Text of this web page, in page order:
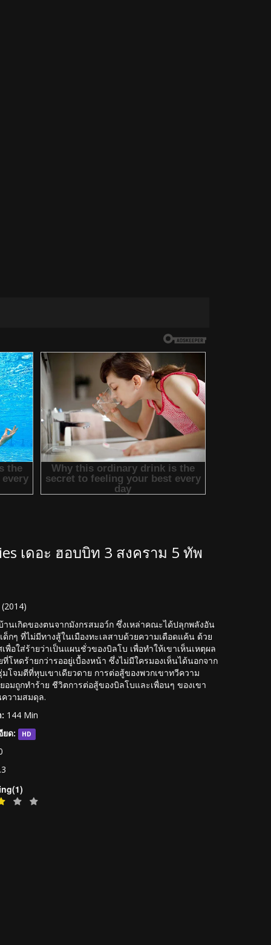
เดอะ ฮอบบิท 3 สงคราม 5 ทัพ
เกิดของตนจากมังกรสมอว์ก ซึ่งเหล่าคณะได้ปลุกพลังอัน
ๆ ที่ไม่มีทางสู้ในเมืองทะเลสาบด้วยความเดือดแค้น ด้วย
อใส่ร้ายว่าเป็นแผนชั่วของบิลโบ เพื่อทำให้เขาเห็นเหตุผล
หดร้ายกว่ารออยู่เบื้องหน้า ซึ่งไม่มีใครมองเห็นได้นอกจาก
จมตีที่หุบเขาเดียวดาย การต่อสู้ของพวกเขาทวีความ
มถูกทำร้าย ชีวิตการต่อสู้ของบิลโบและเพื่อนๆ ของเขา
ความสมดุล.
144 Min
ยด:
HD